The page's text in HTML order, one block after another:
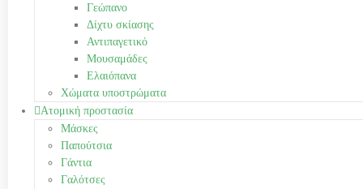
Γεώπανο
Δίχτυ σκίασης
Αντιπαγετικό
Μουσαμάδες
Ελαιόπανα
Χώματα υποστρώματα
Ατομική προστασία
Μάσκες
Παπούτσια
Γάντια
Γαλότσες